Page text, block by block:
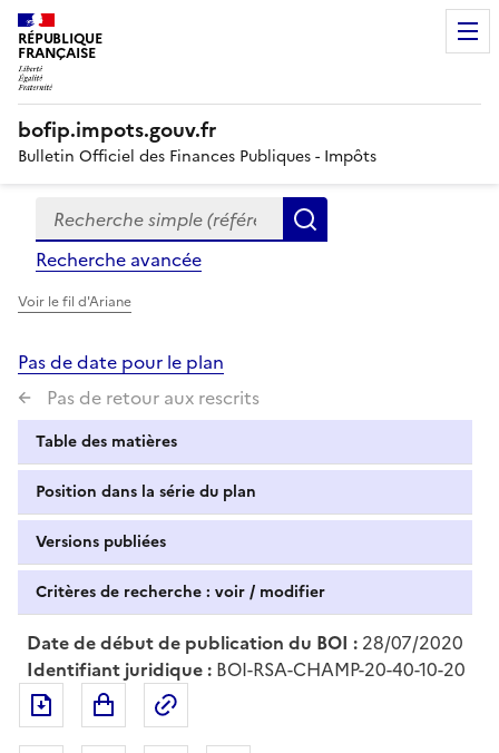
RÉPUBLIQUE
FRANÇAISE
bofip.impots.gouv.fr
Bulletin Officiel des Finances Publiques - Impôts
Formulaire
de
recherche
Recherche simple (références, mots clés, partie du
Recherche avancée
Voir le fil d'Ariane
Pas de date pour le plan
Pas de retour aux rescrits
Table des matières
Position dans la série du plan
Versions publiées
Critères de recherche : voir / modifier
Date de début de publication du BOI : 28/07/2020
Identifiant juridique : BOI-RSA-CHAMP-20-40-10-20
Exporter le document au format pdf